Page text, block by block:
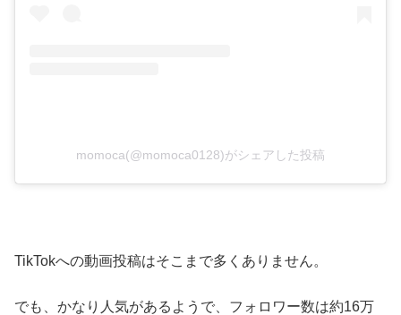
momoca(@momoca0128)がシェアした投稿
TikTokへの動画投稿はそこまで多くありません。
でも、かなり人気があるようで、フォロワー数は約16万